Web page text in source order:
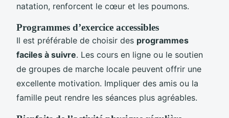
natation, renforcent le cœur et les poumons.
Programmes d’exercice accessibles
Il est préférable de choisir des programmes
faciles à suivre. Les cours en ligne ou le soutien
de groupes de marche locale peuvent offrir une
excellente motivation. Impliquer des amis ou la
famille peut rendre les séances plus agréables.